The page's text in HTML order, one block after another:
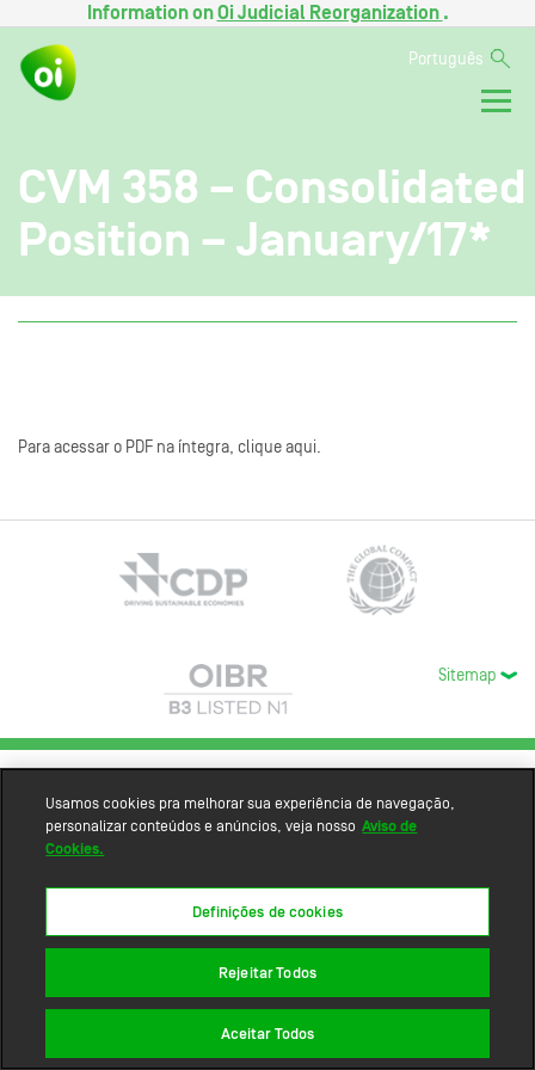
Information onOi Judicial Reorganization .
Português
CVM 358 – Consolidated
Position – January/17*
Para acessar o PDF na íntegra, clique aqui.
Sitemap
Usamos cookies pra melhorar sua experiência de navegação,
personalizar conteúdos e anúncios, veja nosso Aviso de
Cookies.
Definições de cookies
Rejeitar Todos
Aceitar Todos